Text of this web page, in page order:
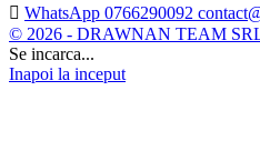
 WhatsApp 0766290092
© 2026 - DRAWNAN TEAM
Se incarca...
Inapoi la inceput